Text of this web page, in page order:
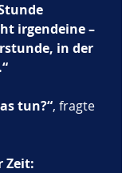
irgendeine –
in der
tun?“, fragte
Zeit: